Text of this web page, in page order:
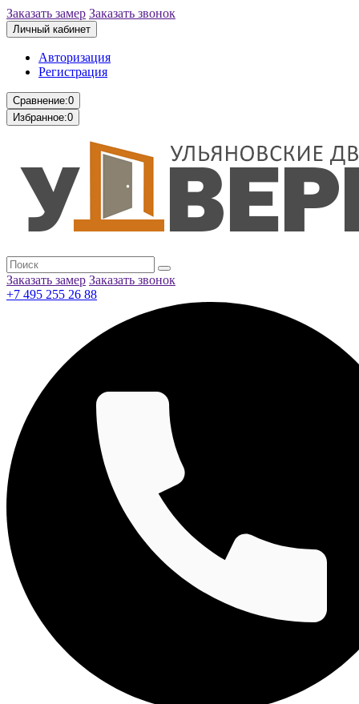
Заказать замер Заказать звонок
Личный кабинет
Авторизация
Регистрация
Сравнение:0
Избранное:0
Заказать замер Заказать звонок
+7 495 255 26 88